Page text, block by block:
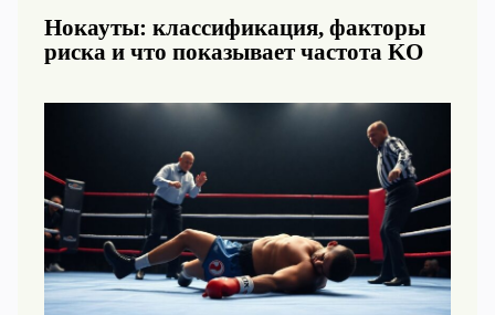
Нокауты: классификация, факторы
риска и что показывает частота KO